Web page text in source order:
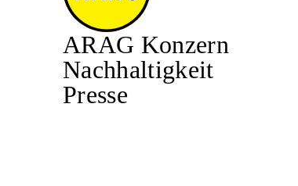
ARAG Konzern
Nachhaltigkeit
Presse